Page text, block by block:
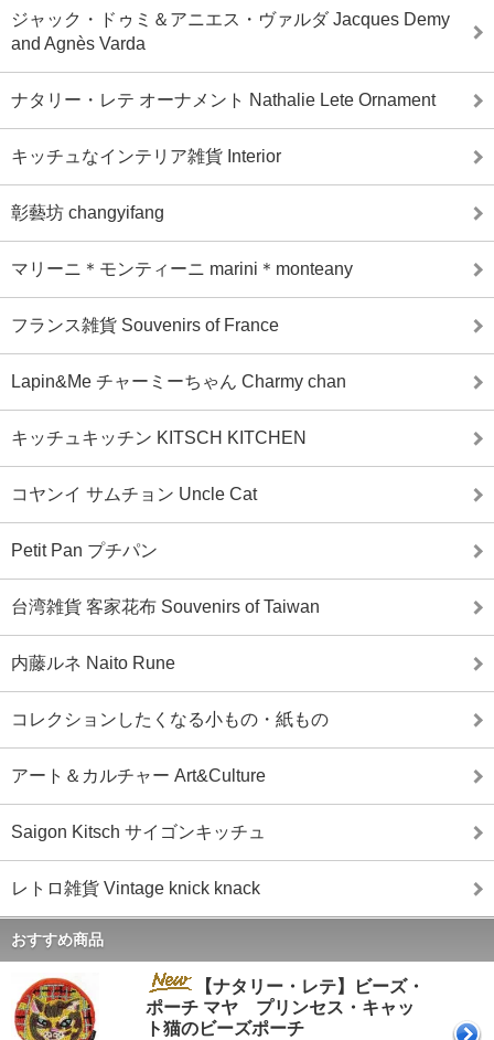
ジャック・ドゥミ＆アニエス・ヴァルダ Jacques Demy
and Agnès Varda
ナタリー・レテ オーナメント Nathalie Lete Ornament
キッチュなインテリア雑貨 Interior
彰藝坊 changyifang
マリーニ＊モンティーニ marini＊monteany
フランス雑貨 Souvenirs of France
Lapin&Me チャーミーちゃん Charmy chan
キッチュキッチン KITSCH KITCHEN
コヤンイ サムチョン Uncle Cat
Petit Pan プチパン
台湾雑貨 客家花布 Souvenirs of Taiwan
内藤ルネ Naito Rune
コレクションしたくなる小もの・紙もの
アート＆カルチャー Art&Culture
Saigon Kitsch サイゴンキッチュ
レトロ雑貨 Vintage knick knack
おすすめ商品
【ナタリー・レテ】ビーズ・
ポーチ マヤ プリンセス・キャッ
ト猫のビーズポーチ